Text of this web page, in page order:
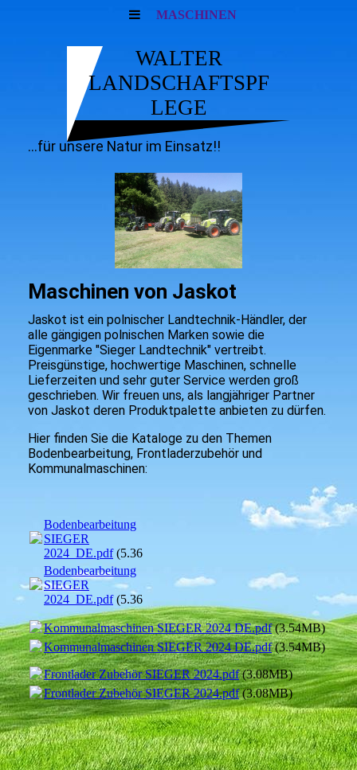
MASCHINEN
WALTER
LANDSCHAFTSPF
LEGE
...für unsere Natur im Einsatz!!
Maschinen von Jaskot
Jaskot ist ein polnischer Landtechnik-Händler, der
alle gängigen polnischen Marken sowie die
Eigenmarke "Sieger Landtechnik" vertreibt.
Preisgünstige, hochwertige Maschinen, schnelle
Lieferzeiten und sehr guter Service werden groß
geschrieben. Wir freuen uns, als langjähriger Partner
von Jaskot deren Produktpalette anbieten zu dürfen.
Hier finden Sie die Kataloge zu den Themen
Bodenbearbeitung, Frontladerzubehör und
Kommunalmaschinen:
Bodenbearbeitung
SIEGER
2024_DE.pdf(5.36MB)
Bodenbearbeitung
SIEGER
2024_DE.pdf(5.36MB)
Kommunalmaschinen SIEGER 2024 DE.pdf(3.54MB)
Kommunalmaschinen SIEGER 2024 DE.pdf(3.54MB)
Frontlader Zubehör SIEGER 2024.pdf(3.08MB)
Frontlader Zubehör SIEGER 2024.pdf(3.08MB)